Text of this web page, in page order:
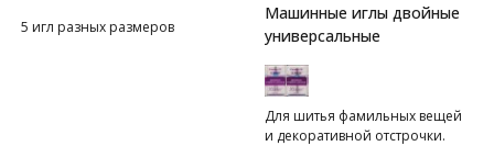
5 игл разных размеров
Машинные иглы двойные
универсальные
Для шитья фамильных вещей
и декоративной отстрочки.